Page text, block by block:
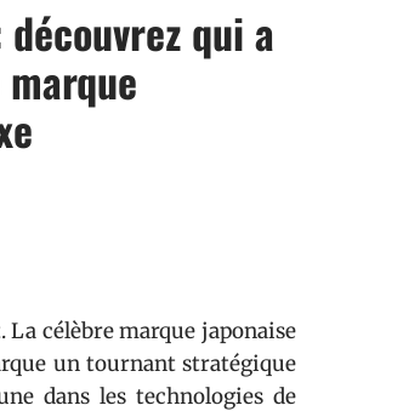
qui a
célèbre marque japonaise
un tournant stratégique
dans les technologies de